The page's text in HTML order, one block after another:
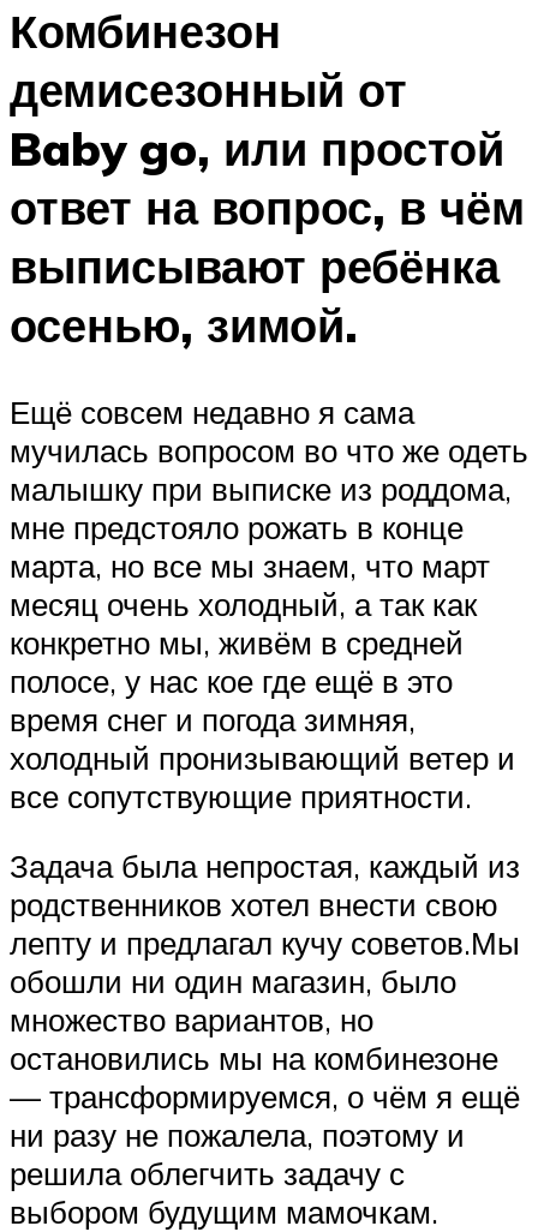
Комбинезон
демисезонный от
Baby go, или простой
ответ на вопрос, в чём
выписывают ребёнка
осенью, зимой.
Ещё совсем недавно я сама
мучилась вопросом во что же одеть
малышку при выписке из роддома,
мне предстояло рожать в конце
марта, но все мы знаем, что март
месяц очень холодный, а так как
конкретно мы, живём в средней
полосе, у нас кое где ещё в это
время снег и погода зимняя,
холодный пронизывающий ветер и
все сопутствующие приятности.
Задача была непростая, каждый из
родственников хотел внести свою
лепту и предлагал кучу советов.Мы
обошли ни один магазин, было
множество вариантов, но
остановились мы на комбинезоне
— трансформируемся, о чём я ещё
ни разу не пожалела, поэтому и
решила облегчить задачу с
выбором будущим мамочкам.